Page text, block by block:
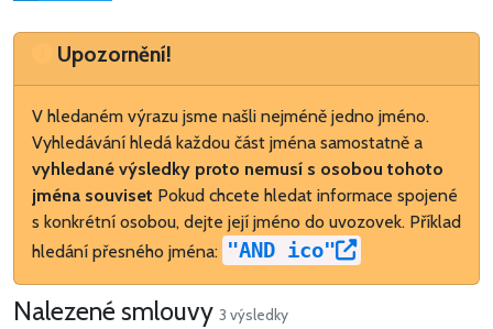
Upozornění
Upozornění!
V hledaném výrazu jsme našli nejméně jedno jméno.
Vyhledávání hledá každou část jména samostatně a
vyhledané výsledky proto nemusí s osobou tohoto
jména souviset Pokud chcete hledat informace spojené
s konkrétní osobou, dejte její jméno do uvozovek. Příklad
hledání přesného jména: "AND ico"
Nalezené smlouvy 3 výsledky